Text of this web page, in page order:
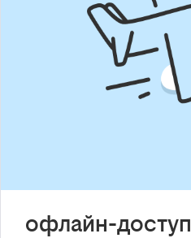
офлайн-доступ